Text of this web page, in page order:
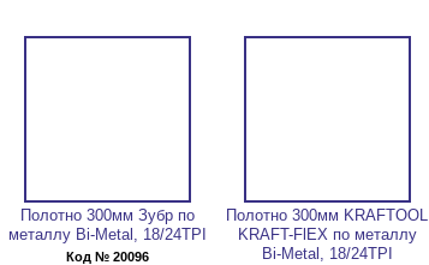
Полотно 300мм Зубр по
металлу Bi-Metal, 18/24TPI
Код № 20096
Полотно 300мм KRAFTOOL
KRAFT-FlЕX по металлу
Bi-Metal, 18/24TPI